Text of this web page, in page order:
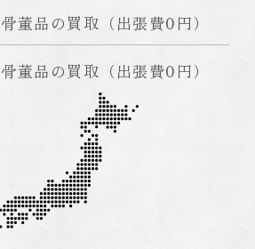
骨董品の買取（出張費0円）
骨董品の買取（出張費0円）